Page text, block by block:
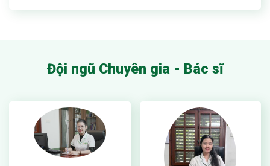
Đội ngũ Chuyên gia - Bác sĩ